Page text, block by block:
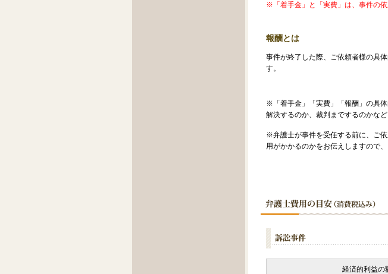
※「着手金」と「実費」は、事件の依
報酬とは
事件が終了した際、ご依頼者様の具
す。
※「着手金」「実費」「報酬」の具
解決するのか、裁判までするのかなど
※弁護士が事件を受任する前に、ご
用がかかるのかをお伝えしますので
経済的利益の